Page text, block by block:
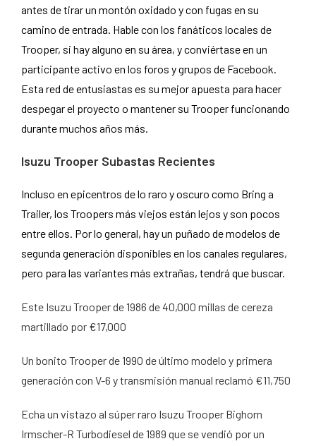
antes de tirar un montón oxidado y con fugas en su
camino de entrada. Hable con los fanáticos locales de
Trooper, si hay alguno en su área, y conviértase en un
participante activo en los foros y grupos de Facebook.
Esta red de entusiastas es su mejor apuesta para hacer
despegar el proyecto o mantener su Trooper funcionando
durante muchos años más.
Isuzu Trooper Subastas Recientes
Incluso en epicentros de lo raro y oscuro como Bring a
Trailer, los Troopers más viejos están lejos y son pocos
entre ellos. Por lo general, hay un puñado de modelos de
segunda generación disponibles en los canales regulares,
pero para las variantes más extrañas, tendrá que buscar.
Este Isuzu Trooper de 1986 de 40,000 millas de cereza
martillado por €17,000
Un bonito Trooper de 1990 de último modelo y primera
generación con V-6 y transmisión manual reclamó €11,750
Echa un vistazo al súper raro Isuzu Trooper Bighorn
Irmscher-R Turbodiesel de 1989 que se vendió por un